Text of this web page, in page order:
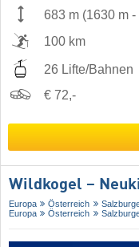
683 m (1630 m -
100 km
26 Lifte/Bahnen
€ 72,-
Wildkogel –
Europa Österreich
Europa
Österreich